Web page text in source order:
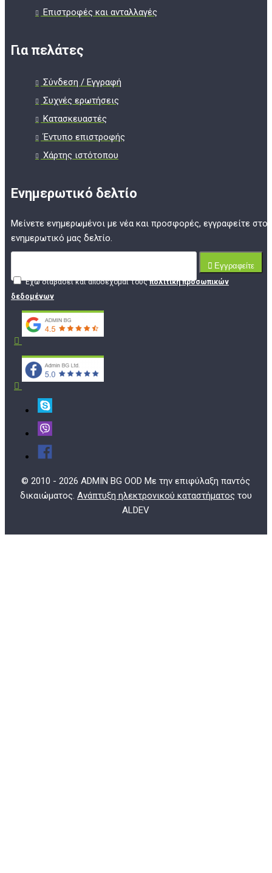
Επιστροφές και ανταλλαγές
Για πελάτες
Σύνδεση / Εγγραφή
Συχνές ερωτήσεις
Κατασκευαστές
Έντυπο επιστροφής
Χάρτης ιστότοπου
Ενημερωτικό δελτίο
Μείνετε ενημερωμένοι με νέα και προσφορές, εγγραφείτε στο
ενημερωτικό μας δελτίο.
Εγγραφείτε
Έχω διαβάσει και αποδέχομαι τουςπολιτική προσωπικών
δεδομένων
© 2010 - 2026 ADMIN BG OOD Με την επιφύλαξη παντός
δικαιώματος. Ανάπτυξη ηλεκτρονικού καταστήματοςτου
ALDEV